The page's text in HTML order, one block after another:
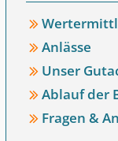
Anlässe
Unser
Ablauf der
Fragen &